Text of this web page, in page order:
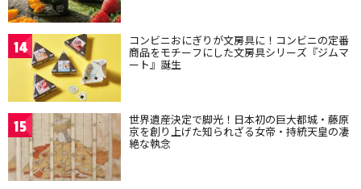
14 コンビニおにぎりが文房具に！コンビニの定番
商品をモチーフにした文房具シリーズ『ジムマ
ート』誕生
15 世界遺産決定で脚光！日本初の巨大都城・藤原
京を創り上げた知られざる女帝・持統天皇の凄
絶な執念